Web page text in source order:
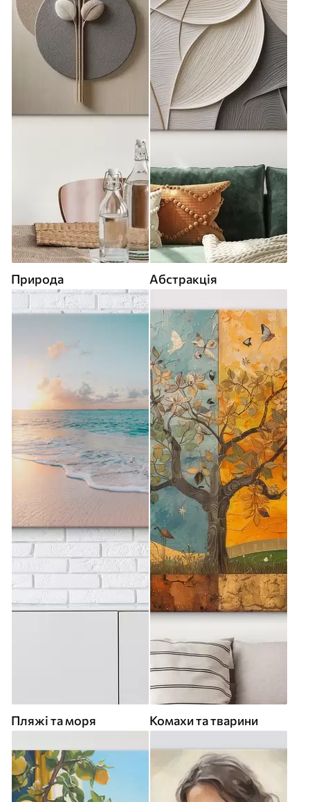
Природа Абстракція
Пляжі та моря Комахи та тварини